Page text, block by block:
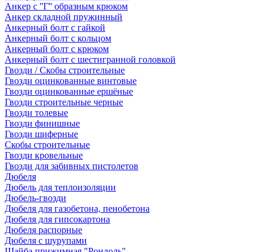
Анкер с ''Г'' образным крюком
Анкер складной пружинный
Анкерный болт с гайкой
Анкерный болт с кольцом
Анкерный болт с крюком
Анкерный болт с шестигранной головкой
Гвозди / Скобы строительные
Гвозди оцинкованные винтовые
Гвозди оцинкованные ершёные
Гвозди строительные черные
Гвозди толевые
Гвозди финишные
Гвозди шиферные
Скобы строительные
Гвозди кровельные
Гвозди для забивных пистолетов
Дюбеля
Дюбель для теплоизоляции
Дюбель-гвозди
Дюбеля для газобетона, пенобетона
Дюбеля для гипсокартона
Дюбеля распорные
Дюбеля с шурупами